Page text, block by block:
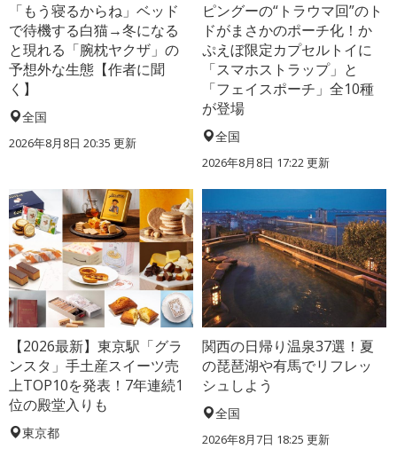
「もう寝るからね」ベッド
で待機する白猫→冬になる
と現れる「腕枕ヤクザ」の
予想外な生態【作者に聞
く】
全国
2026年8月8日 20:35 更新
ピングーの“トラウマ回”のト
ドがまさかのポーチ化！か
ぷえぼ限定カプセルトイに
「スマホストラップ」と
「フェイスポーチ」全10種
が登場
全国
2026年8月8日 17:22更新
【2026最新】東京駅「グラ
ンスタ」手土産スイーツ売
上TOP10を発表！7年連続1
位の殿堂入りも
東京都
関西の日帰り温泉37選！夏
の琵琶湖や有馬でリフレッ
シュしよう
全国
2026年8月7日 18:25 更新